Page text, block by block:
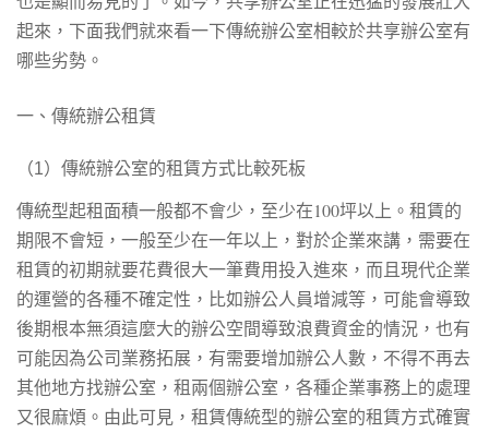
起來，下面我們就來看一下傳統辦公室相較於共享辦公室有
哪些劣勢。
一、傳統辦公租賃
（1）傳統辦公室的租賃方式比較死板
傳統型起租面積一般都不會少，至少在100坪以上。租賃的
期限不會短，一般至少在一年以上，對於企業來講，需要在
租賃的初期就要花費很大一筆費用投入進來，而且現代企業
的運營的各種不確定性，比如辦公人員增減等，可能會導致
後期根本無須這麼大的辦公空間導致浪費資金的情況，也有
可能因為公司業務拓展，有需要增加辦公人數，不得不再去
其他地方找辦公室，租兩個辦公室，各種企業事務上的處理
又很麻煩。由此可見，租賃傳統型的辦公室的租賃方式確實